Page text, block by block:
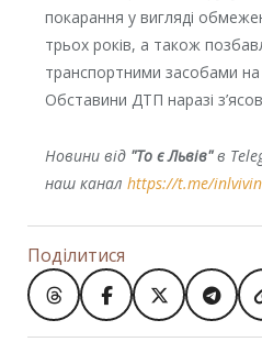
покарання у вигляді
трьох років, а також
транспортними засобами на
Обставини ДТП наразі
Новини від "То є Львів"в
наш канал https://t.me/
Поділитися